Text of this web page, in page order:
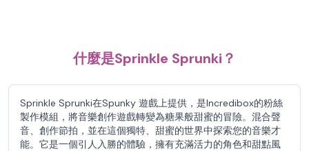
什麼是Sprinkle Sprunki？
Sprinkle Sprunki在Spunky 遊戲上提供，是Incredibox的粉絲
製作模組，將音樂創作遊戲轉變為糖果般甜蜜的冒險。混合聲
音、創作節拍，並在這個獨特、甜蜜的世界中探索您的音樂才
能。它是一個引人入勝的體驗，擁有充滿活力的角色和甜點風